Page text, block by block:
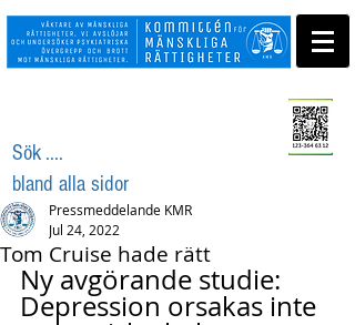
Sök ....
bland alla sidor
Tom Cruise hade rätt
Pressmeddelande KMR
Jul 24, 2022
Ny avgörande studie:
Depression orsakas inte